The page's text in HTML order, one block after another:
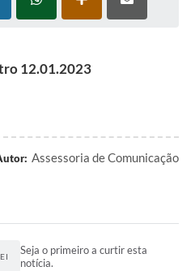
12.01.2023
Assessoria de Comunicação
Seja o primeiro a curtir esta
notícia.